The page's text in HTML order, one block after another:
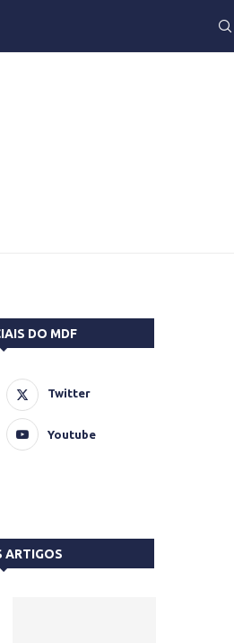
DO MDF
Twitter
Youtube
ARTIGOS